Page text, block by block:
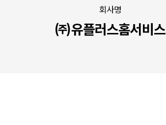
회사명
㈜유플러스홈서비스